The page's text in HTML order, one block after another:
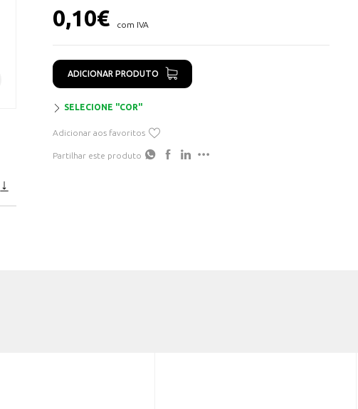
0,10€ com IVA
ADICIONAR PRODUTO
SELECIONE "COR"
Adicionar aos favoritos
Partilhar este produto